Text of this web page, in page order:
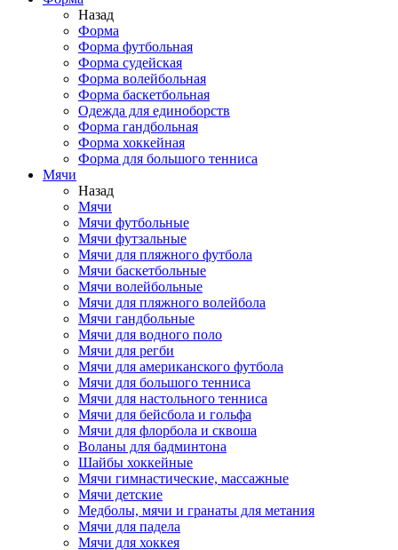
Назад
Форма
Форма футбольная
Форма судейская
Форма волейбольная
Форма баскетбольная
Одежда для единоборств
Форма гандбольная
Форма хоккейная
Форма для большого тенниса
Мячи
Назад
Мячи
Мячи футбольные
Мячи футзальные
Мячи для пляжного футбола
Мячи баскетбольные
Мячи волейбольные
Мячи для пляжного волейбола
Мячи гандбольные
Мячи для водного поло
Мячи для регби
Мячи для американского футбола
Мячи для большого тенниса
Мячи для настольного тенниса
Мячи для бейсбола и гольфа
Мячи для флорбола и сквоша
Воланы для бадминтона
Шайбы хоккейные
Мячи гимнастические, массажные
Мячи детские
Медболы, мячи и гранаты для метания
Мячи для падела
Мячи для хоккея